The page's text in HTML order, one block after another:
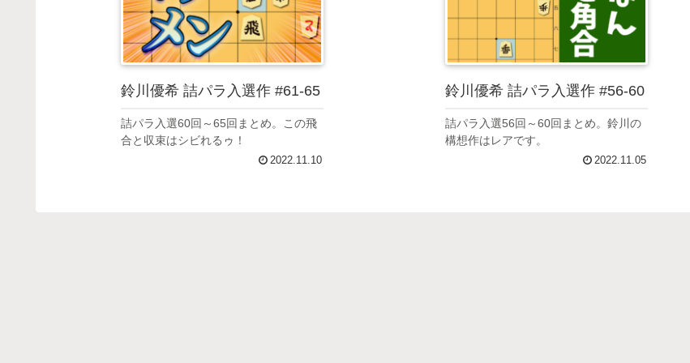
鈴川優希 詰パラ入選作 #61-65
詰パラ入選60回～65回まとめ。この飛
合と収束はシビれるゥ！
2022.11.10
鈴川優希 詰パラ入選作 #56-60
詰パラ入選56回～60回まとめ。鈴川の
構想作はレアです。
2022.11.05